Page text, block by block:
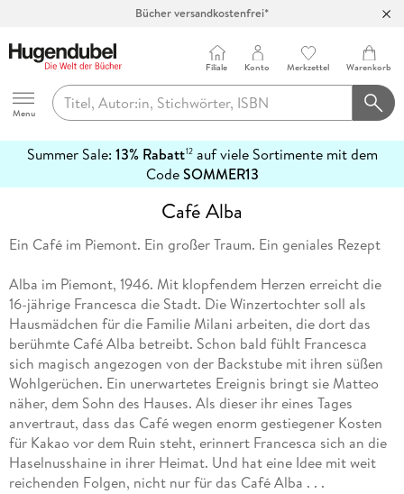
Bücher versandkostenfrei*
Abholung in über 100 Filialen
Hugendubel
Menu
Filiale Konto Merkzettel Warenkorb
Summer Sale: 13% Rabatt12auf viele Sortimente mit dem
CodeSOMMER13
erfahren
Café Alba
Ein Café im Piemont. Ein großer Traum. Ein geniales Rezept
Alba im Piemont, 1946. Mit klopfendem Herzen erreicht die
16-jährige Francesca die Stadt. Die Winzertochter soll als
Hausmädchen für die Familie Milani arbeiten, die dort das
berühmte Café Alba betreibt. Schon bald fühlt Francesca
sich magisch angezogen von der Backstube mit ihren süßen
Wohlgerüchen. Ein unerwartetes Ereignis bringt sie Matteo
näher, dem Sohn des Hauses. Als dieser ihr eines Tages
anvertraut, dass das Café wegen enorm gestiegener Kosten
für Kakao vor dem Ruin steht, erinnert Francesca sich an die
Haselnusshaine in ihrer Heimat. Und hat eine Idee mit weit
reichenden Folgen, nicht nur für das Café Alba . . .